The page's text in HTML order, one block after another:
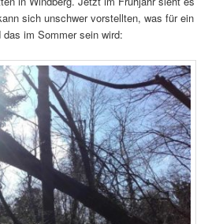
sich unschwer vorstellten, was für ein
das im Sommer sein wird: